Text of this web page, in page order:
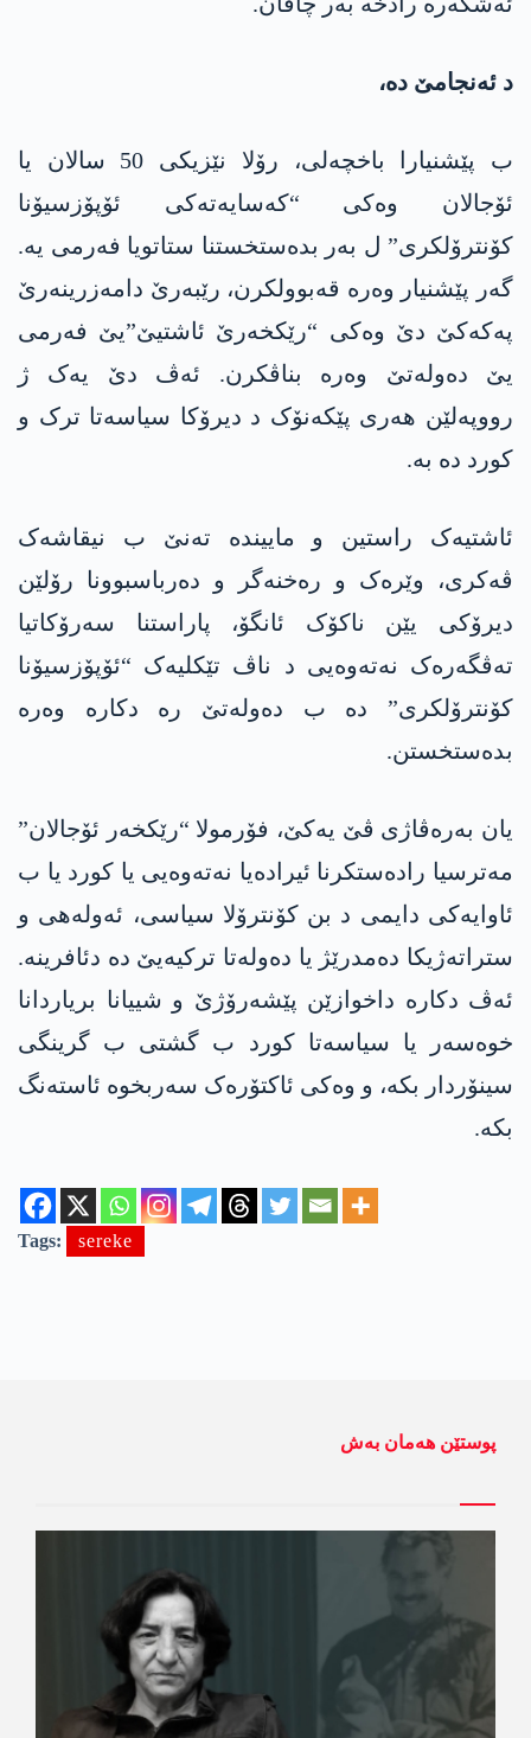
د ئەنجامێ دە،
ب پێشنیارا باخچەلی، رۆلا نێزیکی 50 سالان یا
ئۆجالان وەکی “کەسایەتەکی ئۆپۆزسیۆنا
کۆنترۆلکری” ل بەر بدەستخستنا ستاتویا فەرمی یە.
گەر پێشنیار وەرە قەبوولکرن، رێبەرێ دامەزرینەرێ
پەکەکێ دێ وەکی “رێکخەرێ ئاشتیێ”یێ فەرمی
یێ دەولەتێ وەرە بناڤکرن. ئەڤ دێ یەک ژ
رووپەلێن ھەری پێکەنۆک د دیرۆکا سیاسەتا ترک و
کورد دە بە.
ئاشتیەک راستین و ماییندە تەنێ ب نیقاشەک
ڤەکری، وێرەک و رەخنەگر و دەرباسبوونا رۆلێن
دیرۆکی یێن ناکۆک ئانگۆ، پاراستنا سەرۆکاتیا
تەڤگەرەک نەتەوەیی د ناڤ تێکلیەک “ئۆپۆزسیۆنا
کۆنترۆلکری” دە ب دەولەتێ رە دکارە وەرە
بدەستخستن.
یان بەرەڤاژی ڤێ یەکێ، فۆرمولا “رێکخەر ئۆجالان”
مەترسیا رادەستکرنا ئیرادەیا نەتەوەیی یا کورد یا ب
ئاوایەکی دایمی د بن کۆنترۆلا سیاسی، ئەولەھی و
ستراتەژیکا دەمدرێژ یا دەولەتا ترکیەیێ دە دئافرینە.
ئەڤ دکارە داخوازێن پێشەرۆژێ و شییانا بریاردانا
خوەسەر یا سیاسەتا کورد ب گشتی ب گرینگی
سینۆردار بکە، و وەکی ئاکتۆرەک سەربخوە ئاستەنگ
بکە.
Tags: sereke
پوستێن ھەمان بەش